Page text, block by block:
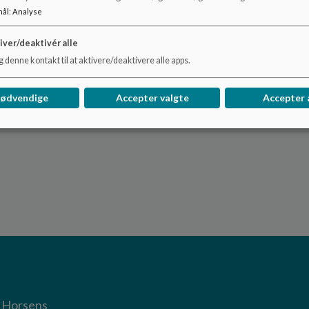
: Analyse
deaktivér alle
denne kontakt til at aktivere/deaktivere alle apps.
Accepter valgte Accepter